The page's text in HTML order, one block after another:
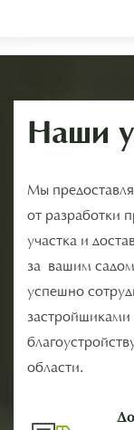
Наши
Мы
от разработки
участка и
за вашим
успешно
области.